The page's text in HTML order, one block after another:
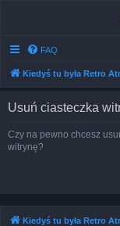
FAQ
Kiedyś tu była Retro
Usuń ciasteczka
Czy na pewno chcesz
witrynę?
Kiedyś tu była Retro